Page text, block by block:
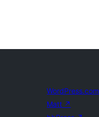
WordPress.com
Matt ↗